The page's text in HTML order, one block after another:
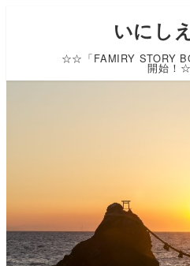
いにし
☆☆「FAMIRY STORY
開始！